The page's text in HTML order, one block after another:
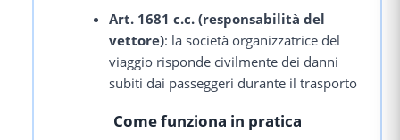
Art. 1681 c.c. (responsabilità del
vettore): la società organizzatrice del
viaggio risponde civilmente dei danni
subiti dai passeggeri durante il trasporto
Come funziona in pratica